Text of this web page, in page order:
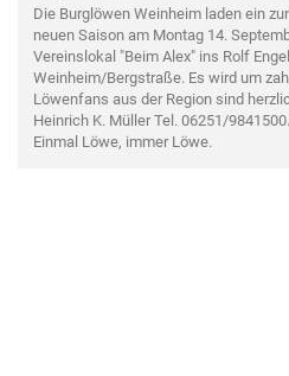
Die Burglöwen Weinheim laden ein
neuen Saison am Montag 14.
Vereinslokal "Beim Alex" ins Rolf
Weinheim/Bergstraße. Es wird um
Löwenfans aus der Region sind
Heinrich K. Müller Tel. 06251/
Einmal Löwe, immer Löwe.